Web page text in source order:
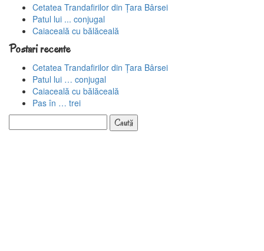
Cetatea Trandafirilor din Țara Bârsei
Patul lui ... conjugal
Caiaceală cu bălăceală
Postari recente
Cetatea Trandafirilor din Țara Bârsei
Patul lui … conjugal
Caiaceală cu bălăceală
Pas în … trei
după: